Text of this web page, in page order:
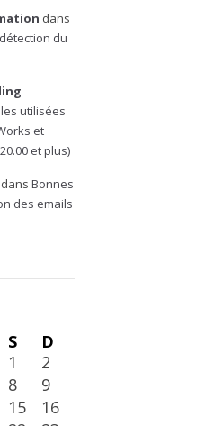
dans
du
utilisées
et
et plus)
Bonnes
des emails
S
D
1
2
8
9
15
16